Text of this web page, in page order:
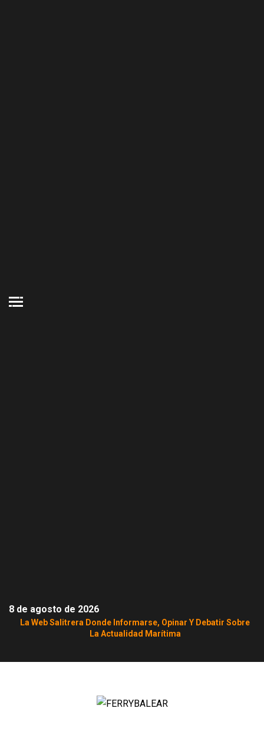
8 de agosto de 2026
La Web Salitrera Donde Informarse, Opinar Y Debatir Sobre
La Actualidad Marítima